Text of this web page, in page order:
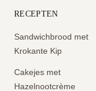
RECEPTEN
Sandwichbrood met
Krokante Kip
Cakejes met
Hazelnootcrème